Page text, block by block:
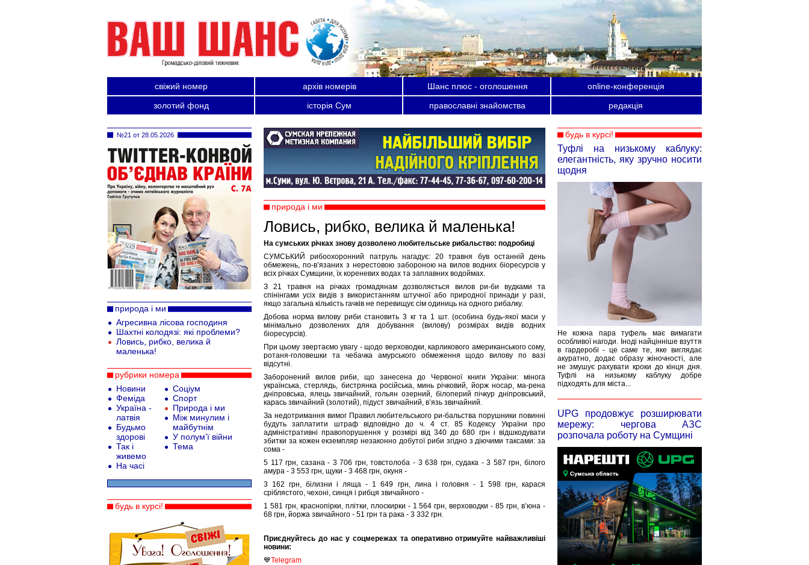
свіжий номер архів номерів Шанс плюс - оголошення
online-конференція
золотий фонд
історія Сум православні знайомства редакція
природа і ми
Ловись, рибко, велика й маленька!
На сумських річках знову дозволено любительське рибальство: подробиці
СУМСЬКИЙ рибоохоронний патруль нагадує: 20 травня був останній день
обмежень, по-в’язаних з нерестовою забороною на вилов водних біоресурсів у
всіх річках Сумщини, їх кореневих водах та заплавних водоймах.
З 21 травня на річках громадянам дозволяється вилов ри-би вудками та
спінінгами усіх видів з використанням штучної або природної принади у разі,
якщо загальна кількість гачків не перевищує сім одиниць на одного рибалку.
Добова норма вилову риби становить 3 кг та 1 шт. (особина будь-якої маси у
мінімально дозволених для добування (вилову) розмірах видів водних
біоресурсів).
При цьому звертаємо увагу - щодо верховодки, карликового американського сому,
ротаня-головешки та чебачка амурського обмеження щодо вилову по вазі
відсутні.
Заборонений вилов риби, що занесена до Червоної книги України: мінога
українська, стерлядь, бистрянка російська, минь річковий, йорж носар, ма-рена
дніпровська, ялець звичайний, гольян озерний, білоперий пічкур дніпровський,
карась звичайний (золотий), підуст звичайний, в’язь звичайний.
За недотримання вимог Правил любительського ри-бальства порушники повинні
будуть заплатити штраф відповідно до ч. 4 ст. 85 Кодексу України про
адміністративні правопорушення у розмірі від 340 до 680 грн і відшкодувати
збитки за кожен екземпляр незаконно добутої риби згідно з діючими таксами: за
сома -
5 117 грн, сазана - 3 706 грн, товстолоба - 3 638 грн, судака - 3 587 грн, білого
амура - 3 553 грн, щуки - 3 468 грн, окуня -
3 162 грн, білизни і ляща - 1 649 грн, лина і головня - 1 598 грн, карася
сріблястого, чехоні, синця і рибця звичайного -
1 581 грн, краснопірки, плітки, плоскирки - 1 564 грн, верховодки - 85 грн, в’юна -
68 грн, йоржа звичайного - 51 грн та рака - 3 332 грн.
Приєднуйтесь до нас у соцмережах та оперативно отримуйте найважливіші
новини:
💙Telegram
будь в курсі!
Туфлі на низькому каблуку:
елегантність, яку зручно носити
щодня
Не кожна пара туфель має вимагати
особливої нагоди. Іноді найцінніше взуття
в гардеробі - це саме те, яке виглядає
акуратно, додає образу жіночності, але
не змушує рахувати кроки до кінця дня.
Туфлі на низькому каблуку добре
підходять для міста...
UPG продовжує розширювати
мережу: чергова АЗС
розпочала роботу на Сумщині
№21 от 28.05.2026
природа і ми
Агресивна лісова господиня
Шахтні колодязі: які проблеми?
Ловись, рибко, велика й
маленька!
рубрики номера
Новини
Феміда
Україна -
латвія
Будьмо
здорові
Так і
живемо
На часі
Соціум
Спорт
Природа і ми
Між минулим і
майбутнім
У полум’ї війни
Тема
будь в курсі!